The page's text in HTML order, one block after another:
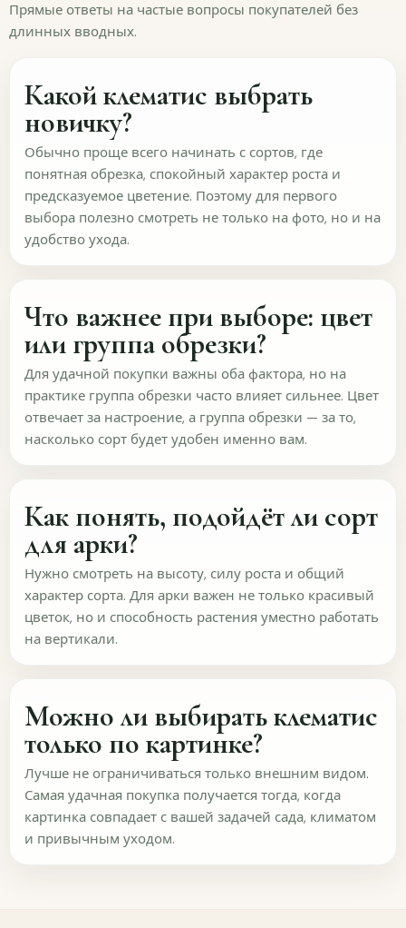
Прямые ответы на частые вопросы покупателей без
длинных вводных.
Какой клематис выбрать
новичку?
Обычно проще всего начинать с сортов, где
понятная обрезка, спокойный характер роста и
предсказуемое цветение. Поэтому для первого
выбора полезно смотреть не только на фото, но и на
удобство ухода.
Что важнее при выборе: цвет
или группа обрезки?
Для удачной покупки важны оба фактора, но на
практике группа обрезки часто влияет сильнее. Цвет
отвечает за настроение, а группа обрезки — за то,
насколько сорт будет удобен именно вам.
Как понять, подойдёт ли сорт
для арки?
Нужно смотреть на высоту, силу роста и общий
характер сорта. Для арки важен не только красивый
цветок, но и способность растения уместно работать
на вертикали.
Можно ли выбирать клематис
только по картинке?
Лучше не ограничиваться только внешним видом.
Самая удачная покупка получается тогда, когда
картинка совпадает с вашей задачей сада, климатом
и привычным уходом.
Понятны ли описания и характеристики?
Частично Нет
Что для вас важнее всего в карточке растения?
Фото крупным планом Фото взрослого растения
Цветение в саду Высота и ширина
Нужны ли примеры растений в реальном саду?
Да, очень
Необязательно Нет
Полезны ли подсказки вроде "куда подойдёт
сорт" или "с чем сочетать"?
Скорее да
Можно добавить
Чего не хватает в фото и описаниях?
ОТПРАВИТЬ Пропустить
Насколько удобно общаться и получать
ответы?